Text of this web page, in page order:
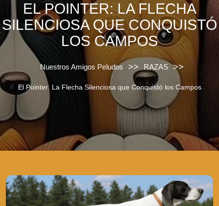
EL POINTER: LA FLECHA
SILENCIOSA QUE CONQUISTÓ
LOS CAMPOS
Nuestros Amigos Peludos >> RAZAS >>
El Pointer: La Flecha Silenciosa que Conquistó los Campos